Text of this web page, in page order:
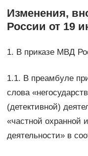
Изменения,
России от 19
1. В приказе МВД
1.1. В преамбуле
слова
(детективной)
«частной охранной
деятельности» в